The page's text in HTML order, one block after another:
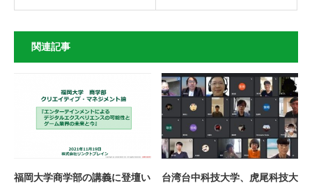
関連記事
福岡大学商学部の講義に登壇い 台湾台中科技大学、虎尾科技大